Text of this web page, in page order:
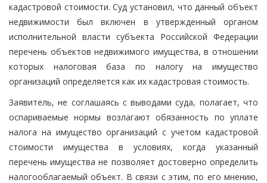
кадастровой стоимости. Суд установил, что данный объект
недвижимости был включен в утвержденный органом
исполнительной власти субъекта Российской Федерации
перечень объектов недвижимого имущества, в отношении
которых налоговая база по налогу на имущество
организаций определяется как их кадастровая стоимость.
Заявитель, не соглашаясь с выводами суда, полагает, что
оспариваемые нормы возлагают обязанность по уплате
налога на имущество организаций с учетом кадастровой
стоимости имущества в условиях, когда указанный
перечень имущества не позволяет достоверно определить
налогооблагаемый объект. В связи с этим, по его мнению,